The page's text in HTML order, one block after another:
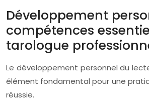
Développement
compétences
tarologue
Le développement personnel du
élément fondamental pour une
réussie.